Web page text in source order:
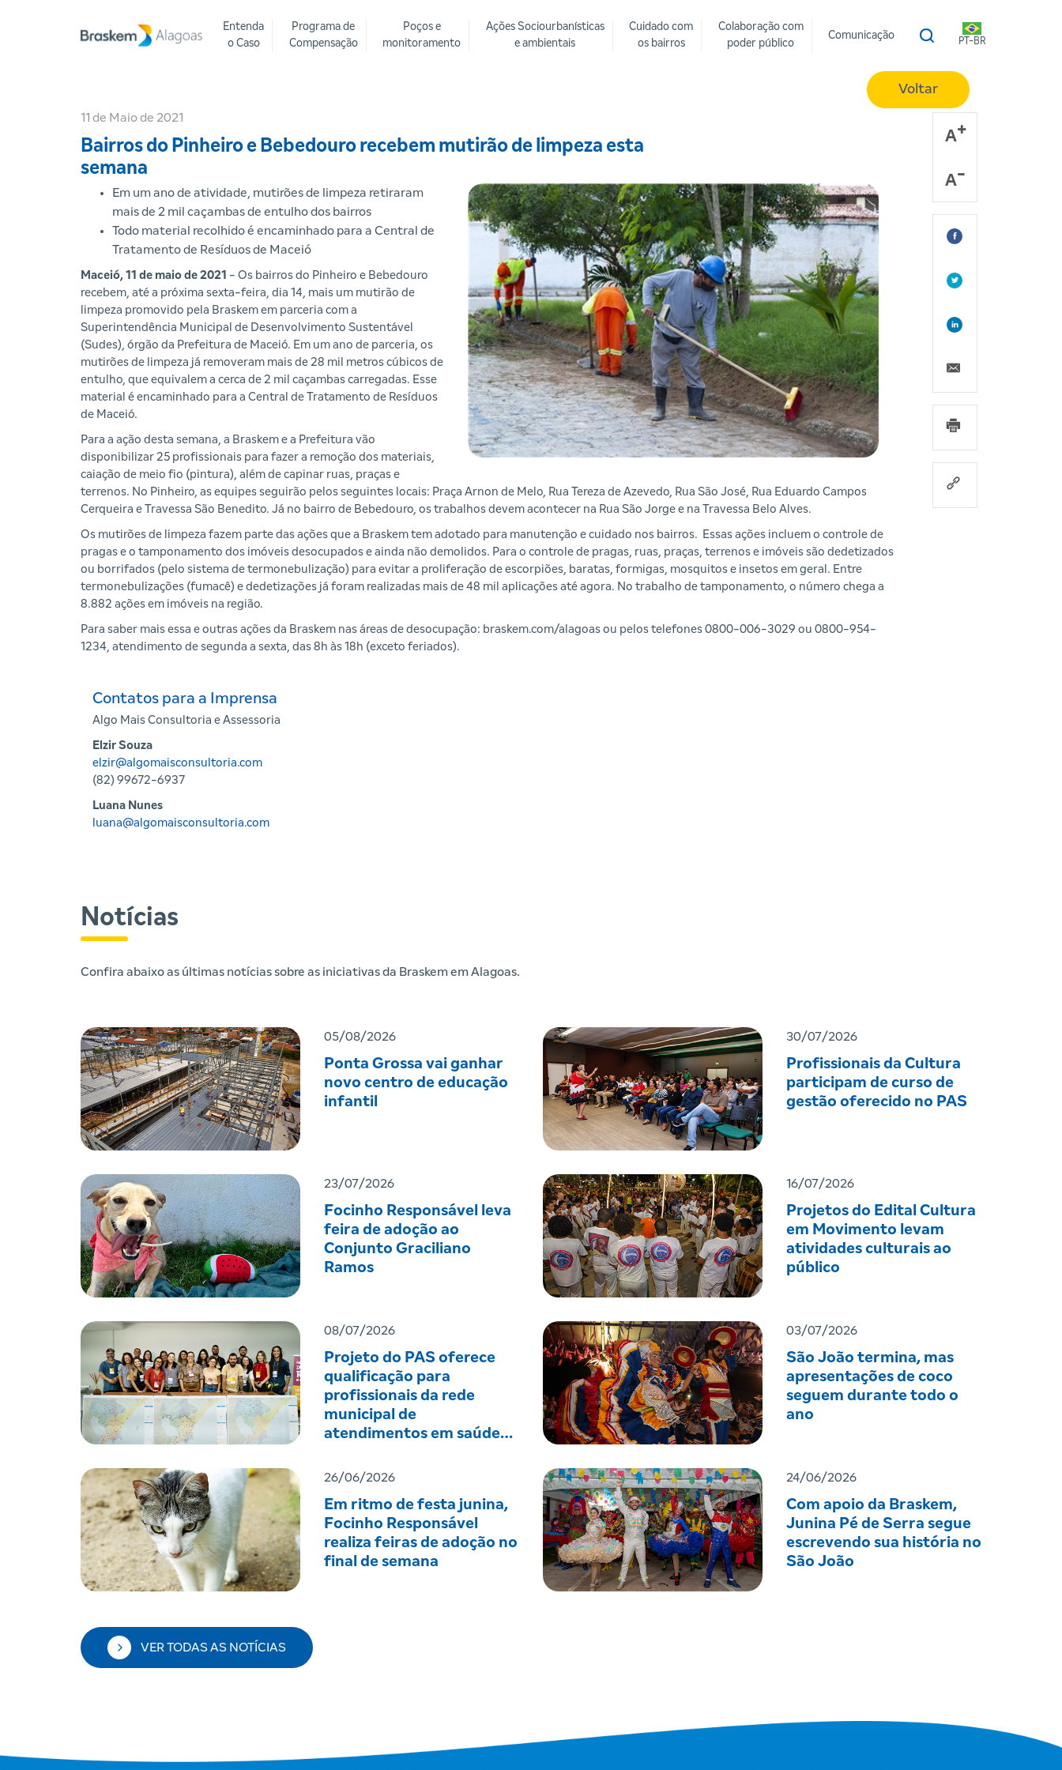
Entenda
o Caso
Programa de
Compensação
Poços e
monitoramento
Ações Sociourbanísticas
e ambientais
Cuidado com
os bairros
Colaboração com
poder público
Comunicação
PT-BR
Voltar
11 de Maio de 2021
Bairros do Pinheiro e Bebedouro recebem mutirão de limpeza esta
semana
A
A
Em um ano de atividade, mutirões de limpeza retiraram
mais de 2 mil caçambas de entulho dos bairros
Todo material recolhido é encaminhado para a Central de
Tratamento de Resíduos de Maceió
Maceió, 11 de maio de 2021 - Os bairros do Pinheiro e Bebedouro
recebem, até a próxima sexta-feira, dia 14, mais um mutirão de
limpeza promovido pela Braskem em parceria com a
Superintendência Municipal de Desenvolvimento Sustentável
(Sudes), órgão da Prefeitura de Maceió. Em um ano de parceria, os
mutirões de limpeza já removeram mais de 28 mil metros cúbicos de
entulho, que equivalem a cerca de 2 mil caçambas carregadas. Esse
material é encaminhado para a Central de Tratamento de Resíduos
de Maceió.
Para a ação desta semana, a Braskem e a Prefeitura vão
disponibilizar 25 profissionais para fazer a remoção dos materiais,
caiação de meio fio (pintura), além de capinar ruas, praças e
terrenos. No Pinheiro, as equipes seguirão pelos seguintes locais: Praça Arnon de Melo, Rua Tereza de Azevedo, Rua São José, Rua Eduardo Campos
Cerqueira e Travessa São Benedito. Já no bairro de Bebedouro, os trabalhos devem acontecer na Rua São Jorge e na Travessa Belo Alves.
Os mutirões de limpeza fazem parte das ações que a Braskem tem adotado para manutenção e cuidado nos bairros. Essas ações incluem o controle de
pragas e o tamponamento dos imóveis desocupados e ainda não demolidos. Para o controle de pragas, ruas, praças, terrenos e imóveis são dedetizados
ou borrifados (pelo sistema de termonebulização) para evitar a proliferação de escorpiões, baratas, formigas, mosquitos e insetos em geral. Entre
termonebulizações (fumacê) e dedetizações já foram realizadas mais de 48 mil aplicações até agora. No trabalho de tamponamento, o número chega a
8.882 ações em imóveis na região.
Para saber mais essa e outras ações da Braskem nas áreas de desocupação: braskem.com/alagoas ou pelos telefones 0800-006-3029 ou 0800-954-
1234, atendimento de segunda a sexta, das 8h às 18h (exceto feriados).
Contatos para a Imprensa
Algo Mais Consultoria e Assessoria
Elzir Souza
elzir@algomaisconsultoria.com
(82) 99672-6937
Luana Nunes
luana@algomaisconsultoria.com
Notícias
Confira abaixo as últimas notícias sobre as iniciativas da Braskem em Alagoas.
05/08/2026
Ponta Grossa vai ganhar
novo centro de educação
infantil
30/07/2026
Profissionais da Cultura
participam de curso de
gestão oferecido no PAS
23/07/2026
Focinho Responsável leva
feira de adoção ao
Conjunto Graciliano
Ramos
16/07/2026
Projetos do Edital Cultura
em Movimento levam
atividades culturais ao
público
08/07/2026
Projeto do PAS oferece
qualificação para
profissionais da rede
municipal de
atendimentos em saúde
03/07/2026
São João termina, mas
apresentações de coco
seguem durante todo o
ano
26/06/2026
Em ritmo de festa junina,
Focinho Responsável
realiza feiras de adoção no
final de semana
24/06/2026
Com apoio da Braskem,
Junina Pé de Serra segue
escrevendo sua história no
São João
VER TODAS AS NOTÍCIAS